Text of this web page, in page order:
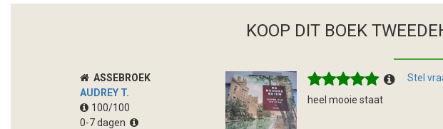
KOOP DIT BOEK
ASSEBROEK
AUDREY T.
100/100
0-7 dagen
Stel
heel mooie staat